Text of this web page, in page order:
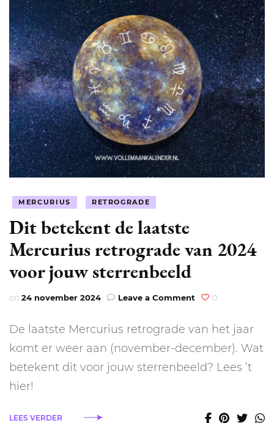
MERCURIUS RETROGRADE
Dit betekent de laatste
Mercurius retrograde van 2024
voor jouw sterrenbeeld
on 24 november 2024 Leave a Comment on
de
laatste
retrograde
jouw
0
De laatste Mercurius retrograde van het jaar
komt er weer aan (november-december). Wat
betekent dit voor jouw sterrenbeeld? Lees ’t
hier!
LEES VERDER